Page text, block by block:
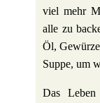
viel mehr
alle zu
Öl,
Suppe, um
Das